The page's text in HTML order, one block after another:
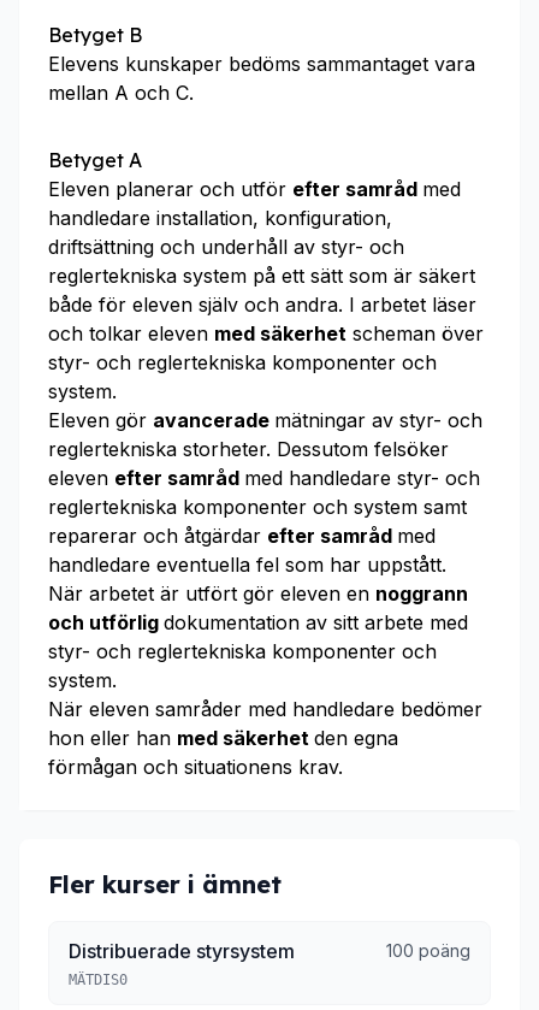
Betyget B
Elevens kunskaper bedöms sammantaget vara
mellan A och C.
Betyget A
Eleven planerar och utför efter samråd med
handledare installation, konfiguration,
driftsättning och underhåll av styr- och
reglertekniska system på ett sätt som är säkert
både för eleven själv och andra. I arbetet läser
och tolkar eleven med säkerhet scheman över
styr- och reglertekniska komponenter och
system.
Eleven gör avancerade mätningar av styr- och
reglertekniska storheter. Dessutom felsöker
eleven efter samråd med handledare styr- och
reglertekniska komponenter och system samt
reparerar och åtgärdar efter samråd med
handledare eventuella fel som har uppstått.
När arbetet är utfört gör eleven en noggrann
och utförlig dokumentation av sitt arbete med
styr- och reglertekniska komponenter och
system.
När eleven samråder med handledare bedömer
hon eller han med säkerhet den egna
förmågan och situationens krav.
Fler kurser i ämnet
Distribuerade styrsystem 100 poäng
MÄTDIS0